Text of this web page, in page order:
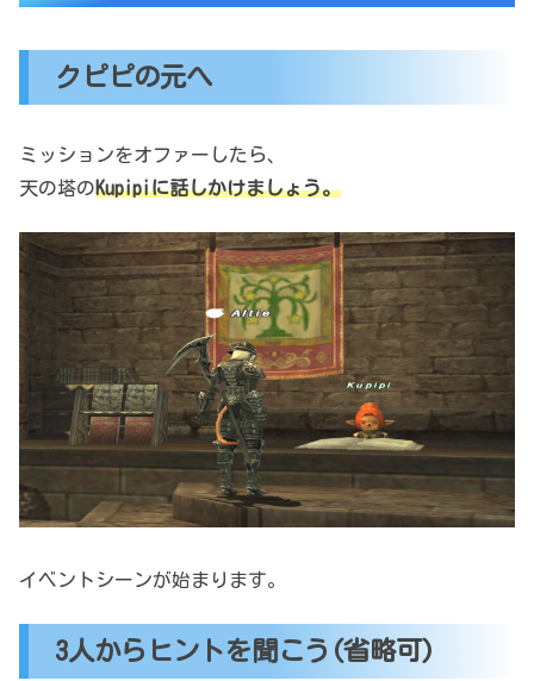
クピピの元へ
ミッションをオファーしたら、
天の塔のKupipiに話しかけましょう。
イベントシーンが始まります。
3人からヒントを聞こう(省略可)